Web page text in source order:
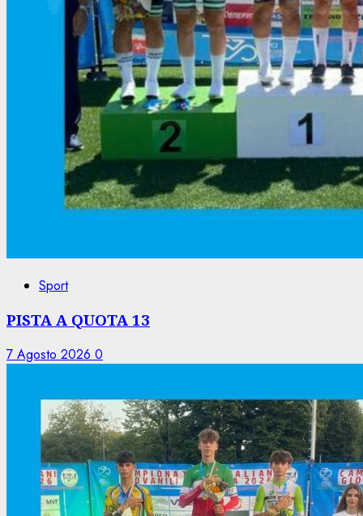
Sport
PISTA A QUOTA 13
7 Agosto 2026 0